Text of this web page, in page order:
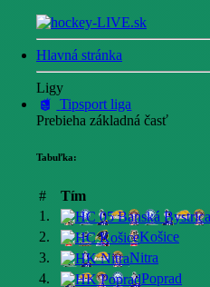
Hlavná stránka
Ligy
Tipsport liga
Prebieha základná časť
Tabuľka:
# Tím
1.
2.
Košice
3.
Nitra
4.
Poprad